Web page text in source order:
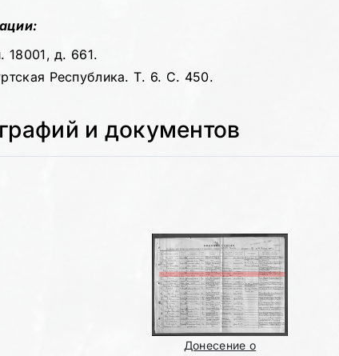
д. 661.
Республика. Т. 6. С. 450.
и документов
Донесение о